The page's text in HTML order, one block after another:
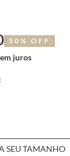
50% OFF
juros
SEU TAMANHO